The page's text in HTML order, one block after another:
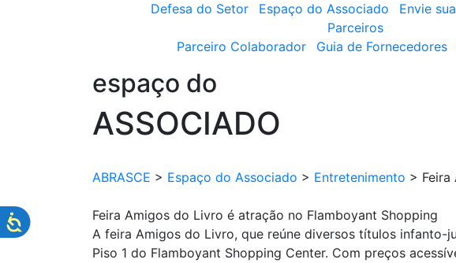
Defesa do Setor
Espaço do Associado Envie
Parceiros
Parceiro Colaborador
Guia de Fornecedores
espaço do
ASSOCIADO
ABRASCE > Espaço do Associado > Entretenimento >
Feira Amigos do Livro é atração no Flamboyant Shopping
A feira Amigos do Livro, que reúne diversos títulos infanto-
Piso 1 do Flamboyant Shopping Center. Com preços